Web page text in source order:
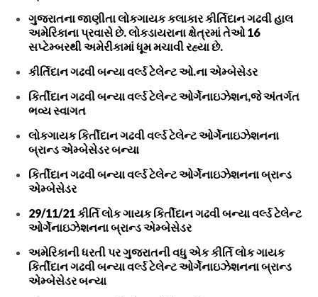
ગુજરાતના જાણીતા લોકગાયક કલાકાર કીર્તિદાન ગઢવી હાલ
અમેરિકાના પ્રવાસે છે. લોકડાયરાના ક્ષેત્રમાં તેઓ 16
સપ્ટેમ્બરથી અમેરીકામાં ધૂમ મચાવી રહ્યા છે.
કીર્તિદાન ગઢવી બન્યા વર્લ્ડ ટેલેન્ટ ઓ.ના એમ્બેસેડર
કિર્તીદાન ગઢવી બન્યા વર્લ્ડ ટેલેન્ટ ઓર્ગેનાઇઝેશન,જે અંતર્ગત
ભવ્ય સ્વાગત
લોકગાયક કિર્તીદાન ગઢવી વર્લ્ડ ટેલેન્ટ ઓર્ગેનાઇઝેશનના
બ્રાન્ડ એમ્બેસેડર બન્યા
કિર્તીદાન ગઢવી બન્યા વર્લ્ડ ટેલેન્ટ ઓર્ગેનાઇઝેશનના બ્રાન્ડ
એમ્બેસેડર
29/11/21 કીર્તિ લોક ગાયક કિર્તીદાન ગઢવી બન્યા વર્લ્ડ ટેલેન્ટ
ઓર્ગેનાઇઝેશનના બ્રાન્ડ એમ્બેસેડર
અમેરિકાની ધરતી પર ગુજરાતની વધુ એક કીર્તિ લોક ગાયક
કિર્તીદાન ગઢવી બન્યા વર્લ્ડ ટેલેન્ટ ઓર્ગેનાઇઝેશનના બ્રાન્ડ
એમ્બેસેડર બન્યા